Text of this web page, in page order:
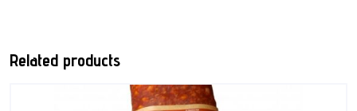
Related products